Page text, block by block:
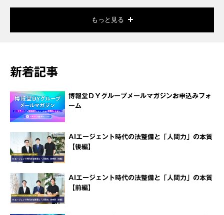
もっと見る
新着記事
博報堂ＤＹグループメールマガジンお申込みフォ
ーム
AIエージェント時代の法整備と「人間力」の本質
【後編】
AIエージェント時代の法整備と「人間力」の本質
【前編】